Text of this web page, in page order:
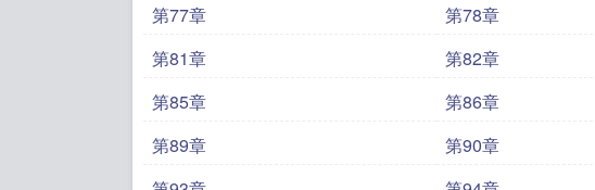
第77章
第78章
第81章
第82章
第85章
第86章
第89章
第90章